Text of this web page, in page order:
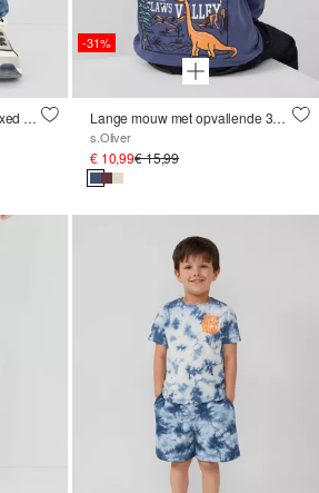
Jeans Baggy pull-on / Relaxed Fit / Mid Rise / Wijde pijpen / Voetbalborduursel
-31%
Lange mouw met opvallende 3D-print op de achterkant
s.Oliver
€ 10,99€ 15,99